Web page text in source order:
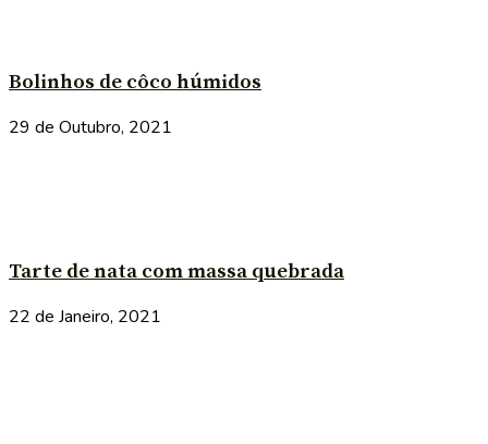
Bolinhos de côco húmidos
29 de Outubro, 2021
Tarte de nata com massa quebrada
22 de Janeiro, 2021